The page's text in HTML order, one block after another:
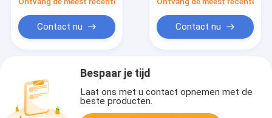
Contact nu Contact nu
Bespaar je tijd
Laat ons met u contact opnemen met de
beste producten.